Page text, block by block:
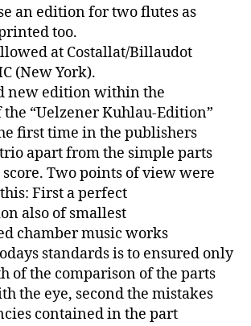
an edition for two flutes as
too.
at Costallat/Billaudot
(New York).
new edition within the
“Uelzener Kuhlau-Edition”
first time in the publishers
apart from the simple parts
Two points of view were
First a perfect
also of smallest
chamber music works
standards is to ensured only
of the comparison of the parts
the eye, second the mistakes
contained in the part